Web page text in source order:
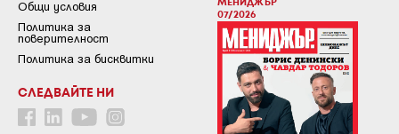
МЕНИДЖЪР
07/2026
Общи условия
Пoлитикa зa
пoвepитeлнocт
Политика за бисквитки
СЛЕДВАЙТЕ НИ